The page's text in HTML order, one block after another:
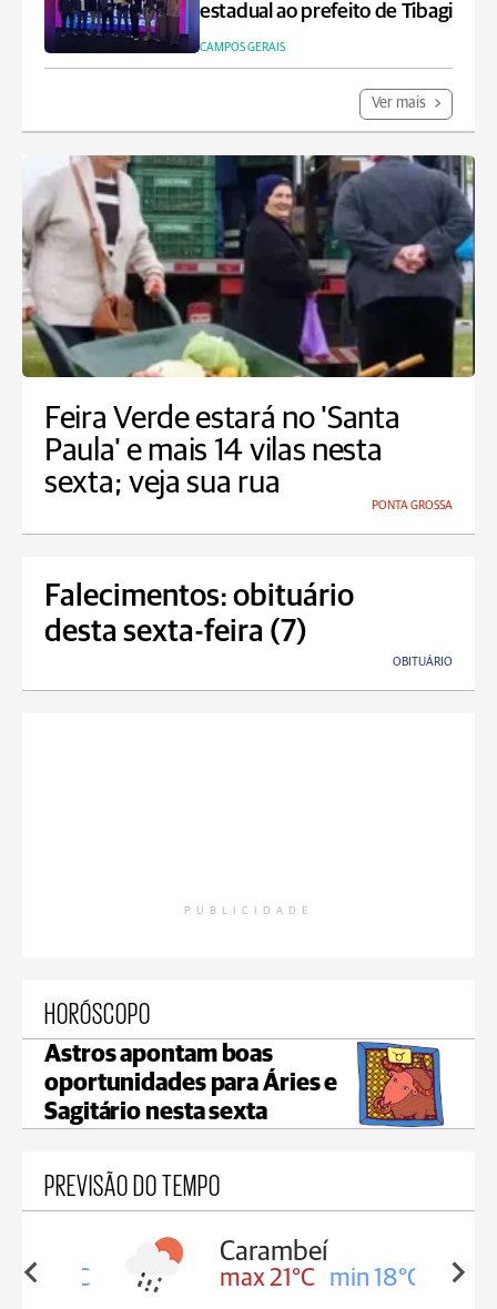
estadual ao prefeito de Tibagi
CAMPOS GERAIS
Ver mais
Feira Verde estará no 'Santa
Paula' e mais 14 vilas nesta
sexta; veja sua rua
PONTA GROSSA
Falecimentos: obituário
desta sexta-feira (7)
OBITUÁRIO
PUBLICIDADE
HORÓSCOPO
Astros apontam boas
oportunidades para Áries e
Sagitário nesta sexta
PREVISÃO DO TEMPO
18°C
Carambeí
max 21°C min 18°C